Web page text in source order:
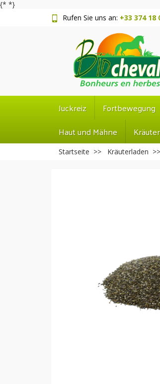
{* *}
Rufen Sie uns an: +33 374 18
Juckreiz Fortbewegung
Haut und Mähne
Startseite Kräuterladen